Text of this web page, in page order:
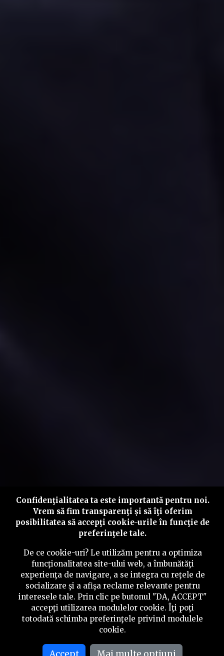
Confidenţialitatea ta este importantă pentru noi.
Vrem să fim transparenţi și să îţi oferim
posibilitatea să accepţi cookie-urile în funcţie de
preferinţele tale.
De ce cookie-uri? Le utilizăm pentru a optimiza
funcţionalitatea site-ului web, a îmbunătăţi
experienţa de navigare, a se integra cu reţele de
socializare şi a afişa reclame relevante pentru
interesele tale. Prin clic pe butonul "DA, ACCEPT"
accepţi utilizarea modulelor cookie. Îţi poţi
totodată schimba preferinţele privind modulele
cookie.